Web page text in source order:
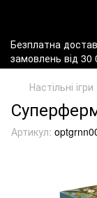
Безплатна
замовлень від 30
Настільні ігри
Артикул: